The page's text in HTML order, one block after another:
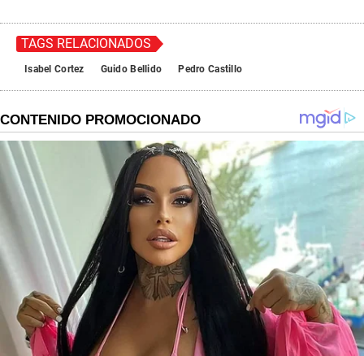
TAGS RELACIONADOS
Isabel Cortez Guido Bellido Pedro Castillo